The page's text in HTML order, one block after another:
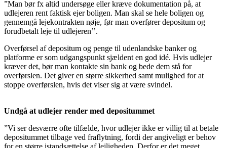
”Man bør fx altid undersøge eller kræve dokumentation på, at
udlejeren rent faktisk ejer boligen. Man skal se hele boligen og
gennemgå lejekontrakten nøje, før man overfører depositum og
forudbetalt leje til udlejeren’’.
Overførsel af depositum og penge til udenlandske banker og
platforme er som udgangspunkt sjældent en god idé. Hvis udlejer
kræver det, bør man kontakte sin bank og bede dem stå for
overførslen. Det giver en større sikkerhed samt mulighed for at
stoppe overførslen, hvis det viser sig at være svindel.
Undgå at udlejer render med depositummet
”Vi ser desværre ofte tilfælde, hvor udlejer ikke er villig til at betale
depositummet tilbage ved fraflytning, fordi der angiveligt er behov